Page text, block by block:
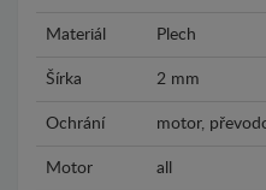
Materiál Plech
Šírka 2 mm
Ochrání motor,
Motor all